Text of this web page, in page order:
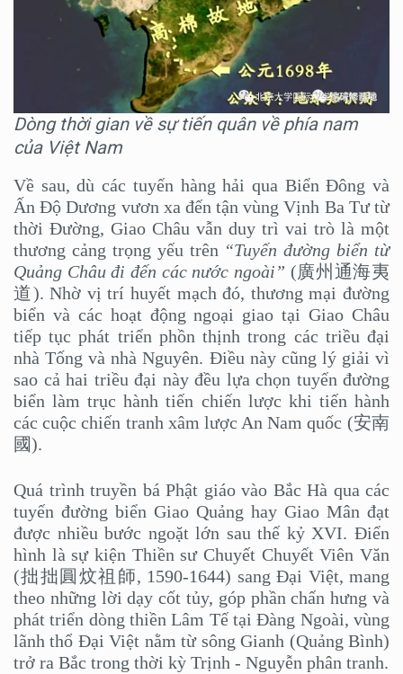
Dòng thời gian về sự tiến quân về phía nam
của Việt Nam
Về sau, dù các tuyến hàng hải qua Biển Đông và
Ấn Độ Dương vươn xa đến tận vùng Vịnh Ba Tư từ
thời Đường, Giao Châu vẫn duy trì vai trò là một
thương cảng trọng yếu trên “Tuyến đường biển từ
Quảng Châu đi đến các nước ngoài” (廣州通海夷
道). Nhờ vị trí huyết mạch đó, thương mại đường
biển và các hoạt động ngoại giao tại Giao Châu
tiếp tục phát triển phồn thịnh trong các triều đại
nhà Tống và nhà Nguyên. Điều này cũng lý giải vì
sao cả hai triều đại này đều lựa chọn tuyến đường
biển làm trục hành tiến chiến lược khi tiến hành
các cuộc chiến tranh xâm lược An Nam quốc (安南
國).
Quá trình truyền bá Phật giáo vào Bắc Hà qua các
tuyến đường biển Giao Quảng hay Giao Mân đạt
được nhiều bước ngoặt lớn sau thế kỷ XVI. Điển
hình là sự kiện Thiền sư Chuyết Chuyết Viên Văn
(拙拙圓炆祖師, 1590-1644) sang Đại Việt, mang
theo những lời dạy cốt tủy, góp phần chấn hưng và
phát triển dòng thiền Lâm Tế tại Đàng Ngoài, vùng
lãnh thổ Đại Việt nằm từ sông Gianh (Quảng Bình)
trở ra Bắc trong thời kỳ Trịnh - Nguyễn phân tranh.